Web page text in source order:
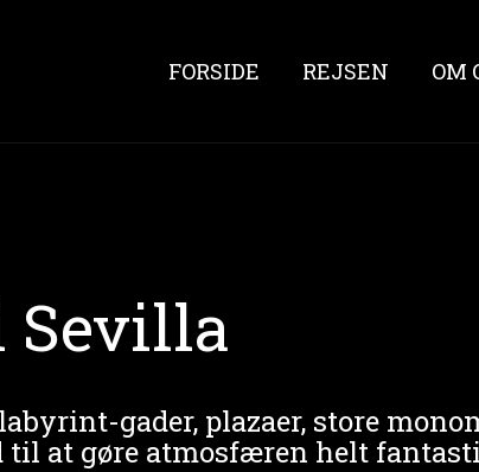
FORSIDE REJSEN OM
Sevilla
gader, plazaer, store
til at gøre atmosfæren helt